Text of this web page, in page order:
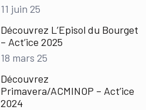
11 juin 25
Découvrez L’Episol du Bourget
– Act’ice 2025
18 mars 25
Découvrez
Primavera/ACMINOP – Act’ice
2024